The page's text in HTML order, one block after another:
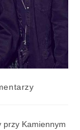
przy Kamiennym